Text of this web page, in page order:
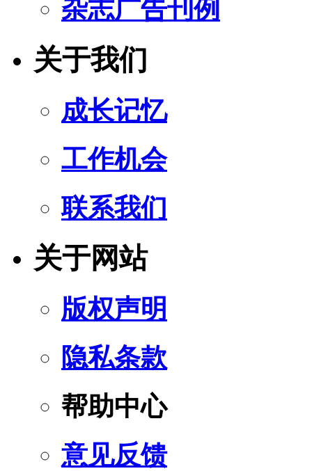
杂志广告刊例
关于我们
成长记忆
工作机会
联系我们
关于网站
版权声明
隐私条款
帮助中心
意见反馈